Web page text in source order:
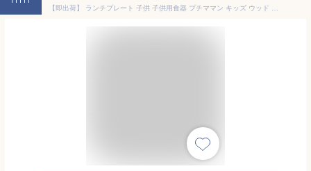
【即出荷】 ランチプレート 子供 子供用食器 プチママン キッズ ウッド プレートトレイ 木製 お皿 トレー アニマル うさぎ ぞう 車 くるま 食事 出産祝い 誕生日 ギフト プレゼント AVLF 1020 1030 1060 1070 SPICE スパイス 【ネコポス便送料無料】